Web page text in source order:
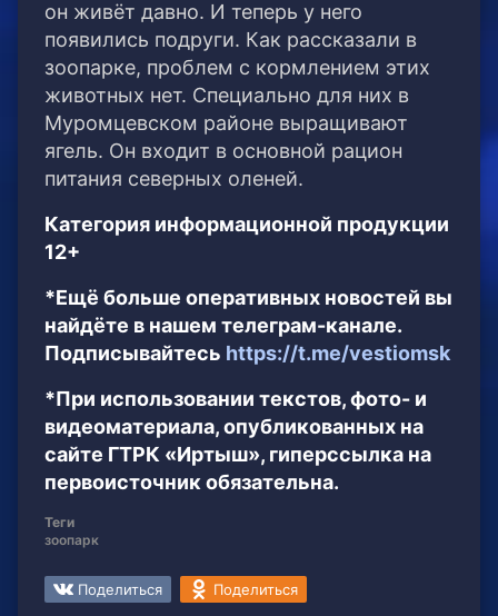
он живёт давно. И теперь у него
появились подруги. Как рассказали в
зоопарке, проблем с кормлением этих
животных нет. Специально для них в
Муромцевском районе выращивают
ягель. Он входит в основной рацион
питания северных оленей.
Категория информационной продукции
12+
*Ещё больше оперативных новостей вы
найдёте в нашем телеграм-канале.
Подписывайтесь https://t.me/vestiomsk
*При использовании текстов, фото- и
видеоматериала, опубликованных на
сайте ГТРК «Иртыш», гиперссылка на
первоисточник обязательна.
Теги
зоопарк
Поделиться Поделиться